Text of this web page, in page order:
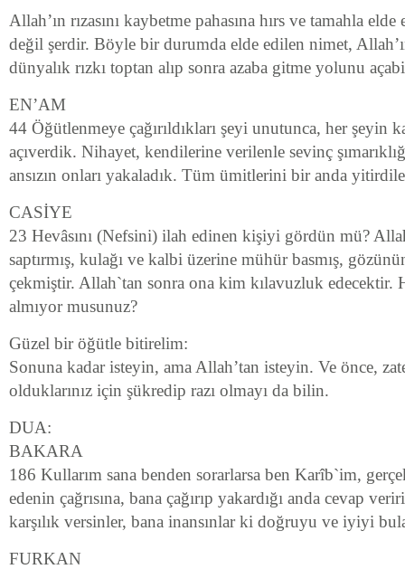
Allah’ın rızasını kaybetme pahasına hırs ve tamahla
değil şerdir. Böyle bir durumda elde edilen nimet,
dünyalık rızkı toptan alıp sonra azaba gitme yolunu
EN’AM
44 Öğütlenmeye çağırıldıkları şeyi unutunca, her şeyin
açıverdik. Nihayet, kendilerine verilenle sevinç
ansızın onları yakaladık. Tüm ümitlerini bir anda
CASİYE
23 Hevâsını (Nefsini) ilah edinen kişiyi gördün mü?
saptırmış, kulağı ve kalbi üzerine mühür basmış,
çekmiştir. Allah`tan sonra ona kim kılavuzluk edecektir.
almıyor musunuz?
Güzel bir öğütle bitirelim:
Sonuna kadar isteyin, ama Allah’tan isteyin. Ve önce,
olduklarınız için şükredip razı olmayı da bilin.
DUA:
BAKARA
186 Kullarım sana benden sorarlarsa ben Karîb`im,
edenin çağrısına, bana çağırıp yakardığı anda cevap
karşılık versinler, bana inansınlar ki doğruyu ve iyiyi
FURKAN